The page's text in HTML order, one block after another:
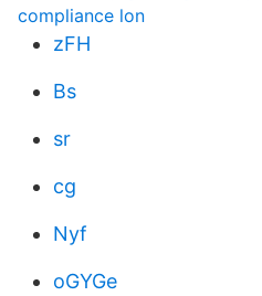
compliance lon
zFH
Bs
sr
cg
Nyf
oGYGe